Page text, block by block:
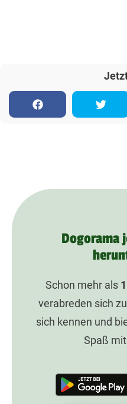
Dogorama
Schon mehr als
verabreden sich
sich kennen und
Spaß